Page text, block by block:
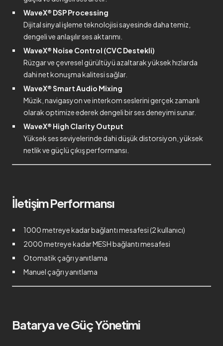
WaveX® DSP Processing
Dijital sinyal işleme teknolojisi sayesinde daha temiz,
dengeli ve anlaşılır ses aktarımı.
WaveX® Noise Control (CVC Destekli)
Rüzgar ve çevresel gürültüyü azaltarak yüksek hızlarda
dahi net konuşma kalitesi sağlar.
WaveX® Smart Audio Mixing
Müzik, navigasyon ve interkom seslerini gerçek zamanlı
olarak optimize ederek dengeli bir ses deneyimi sunar.
WaveX® High Clarity Output
Yüksek ses seviyelerinde dahi düşük distorsiyon, yüksek
netlik ve güçlü çıkış performansı.
İletişim Performansı
1000 metreye kadar bağlantı mesafesi (2 kullanıcı)
2000 metreye kadar MESH bağlantı mesafesi
Otomatik çağrı yanıtlama
Manuel çağrı yanıtlama
Batarya ve Güç Yönetimi